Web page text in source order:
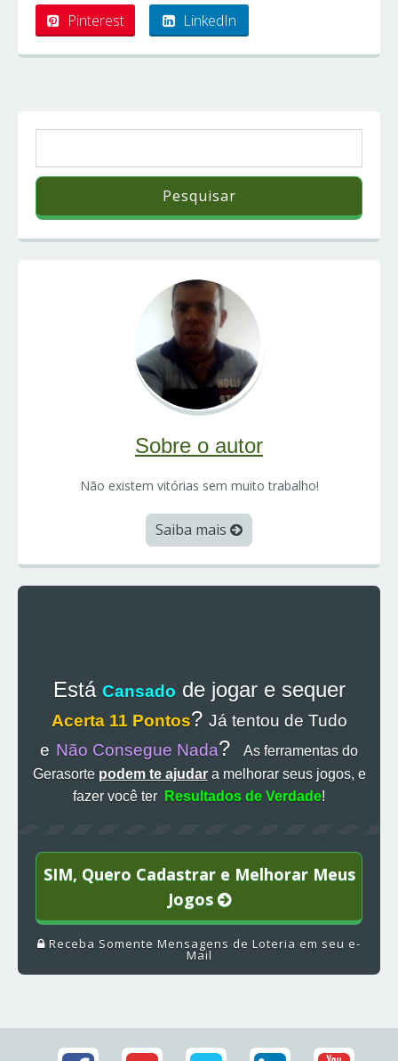
Pinterest LinkedIn
Sobre o autor
Não existem vitórias sem muito trabalho!
Saiba mais
Está Cansado de jogar e sequer
Acerta 11 Pontos? Já tentou de Tudo
e Não Consegue Nada?
As ferramentas do
Gerasorte podem te ajudara melhorar seus jogos, e
fazer você ter
Resultados de Verdade!
SIM, Quero Cadastrar e Melhorar Meus
Jogos
Receba Somente Mensagens de Loteria em seu e-
Mail